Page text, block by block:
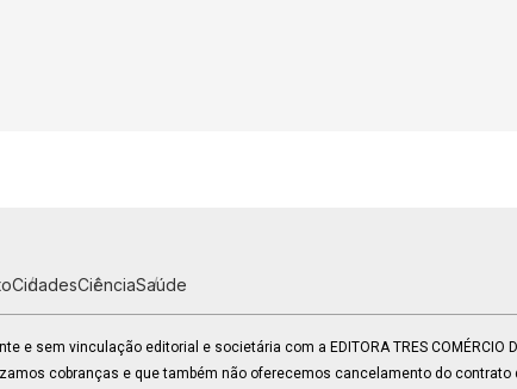
CidadesCiênciaSaúde
e sem vinculação editorial e societária com a EDITORA TRES COMÉRCIO
cobranças e que também não oferecemos cancelamento do contrato